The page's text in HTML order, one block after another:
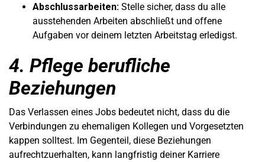
Abschlussarbeiten: Stelle sicher, dass du alle
ausstehenden Arbeiten abschließt und offene
Aufgaben vor deinem letzten Arbeitstag erledigst.
4. Pflege berufliche
Beziehungen
Das Verlassen eines Jobs bedeutet nicht, dass du die
Verbindungen zu ehemaligen Kollegen und Vorgesetzten
kappen solltest. Im Gegenteil, diese Beziehungen
aufrechtzuerhalten, kann langfristig deiner Karriere